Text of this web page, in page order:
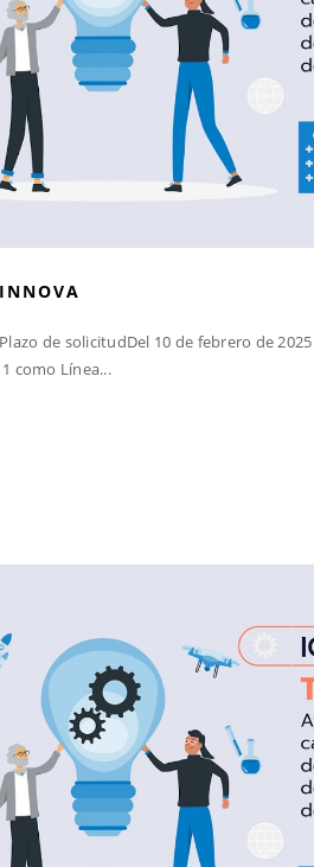
de solicitudDel 10 de febrero de
como Línea...